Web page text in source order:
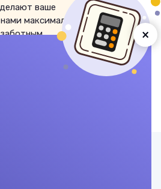
ваше
максимально
предметы
×